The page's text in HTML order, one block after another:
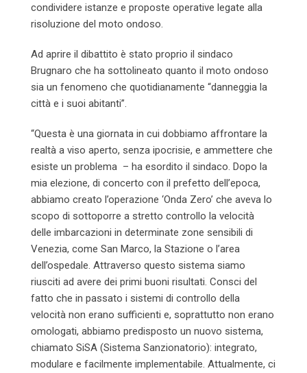
condividere istanze e proposte operative legate alla
risoluzione del moto ondoso.
Ad aprire il dibattito è stato proprio il sindaco
Brugnaro che ha sottolineato quanto il moto ondoso
sia un fenomeno che quotidianamente “danneggia la
città e i suoi abitanti”.
“Questa è una giornata in cui dobbiamo affrontare la
realtà a viso aperto, senza ipocrisie, e ammettere che
esiste un problema – ha esordito il sindaco. Dopo la
mia elezione, di concerto con il prefetto dell’epoca,
abbiamo creato l’operazione ‘Onda Zero’ che aveva lo
scopo di sottoporre a stretto controllo la velocità
delle imbarcazioni in determinate zone sensibili di
Venezia, come San Marco, la Stazione o l’area
dell’ospedale. Attraverso questo sistema siamo
riusciti ad avere dei primi buoni risultati. Consci del
fatto che in passato i sistemi di controllo della
velocità non erano sufficienti e, soprattutto non erano
omologati, abbiamo predisposto un nuovo sistema,
chiamato SiSA (Sistema Sanzionatorio): integrato,
modulare e facilmente implementabile. Attualmente, ci